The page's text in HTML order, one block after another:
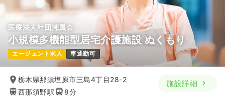
気になる 詳細を見る
2交代（常勤） 一時募集休止
給与 24.9〜29.0万円/月 賞与2回
※一例
時間 8:30～17:30（休憩60分）
医療法人社団湘風会
小規模多機能型居宅介護施設 ぬくもり
エージェント求人 車通勤可
栃木県那須塩原市三島4丁目28-2
西那須野駅
8分
施設詳細